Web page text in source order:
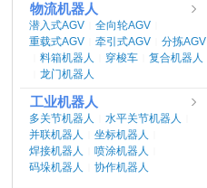
物流机器人
潜入式AGV 全向轮AGV
重载式AGV 牵引式AGV 分拣AGV
料箱机器人 穿梭车 复合机器人
龙门机器人
工业机器人
多关节机器人 水平关节机器人
并联机器人 坐标机器人
焊接机器人 喷涂机器人
码垛机器人 协作机器人